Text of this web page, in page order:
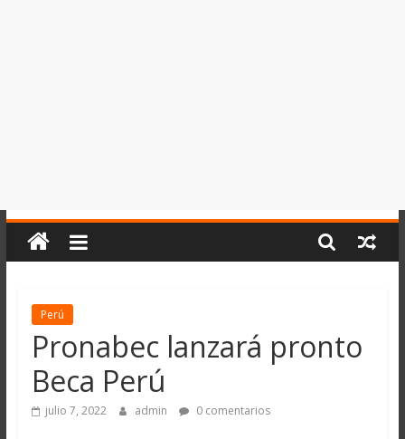
Perú
Pronabec lanzará pronto
Beca Perú
julio 7, 2022 admin 0 comentarios